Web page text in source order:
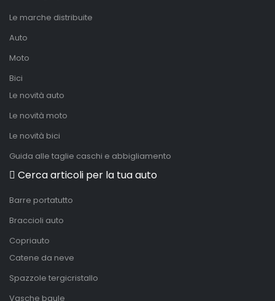
Le marche distribuite
Auto
Moto
Bici
Le novità auto
Le novità moto
Le novità bici
Guida alle taglie caschi e abbigliamento
Cerca articoli per la tua auto
Barre portatutto
Braccioli auto
Copriauto
Catene da neve
Spazzole tergicristallo
Vasche baule